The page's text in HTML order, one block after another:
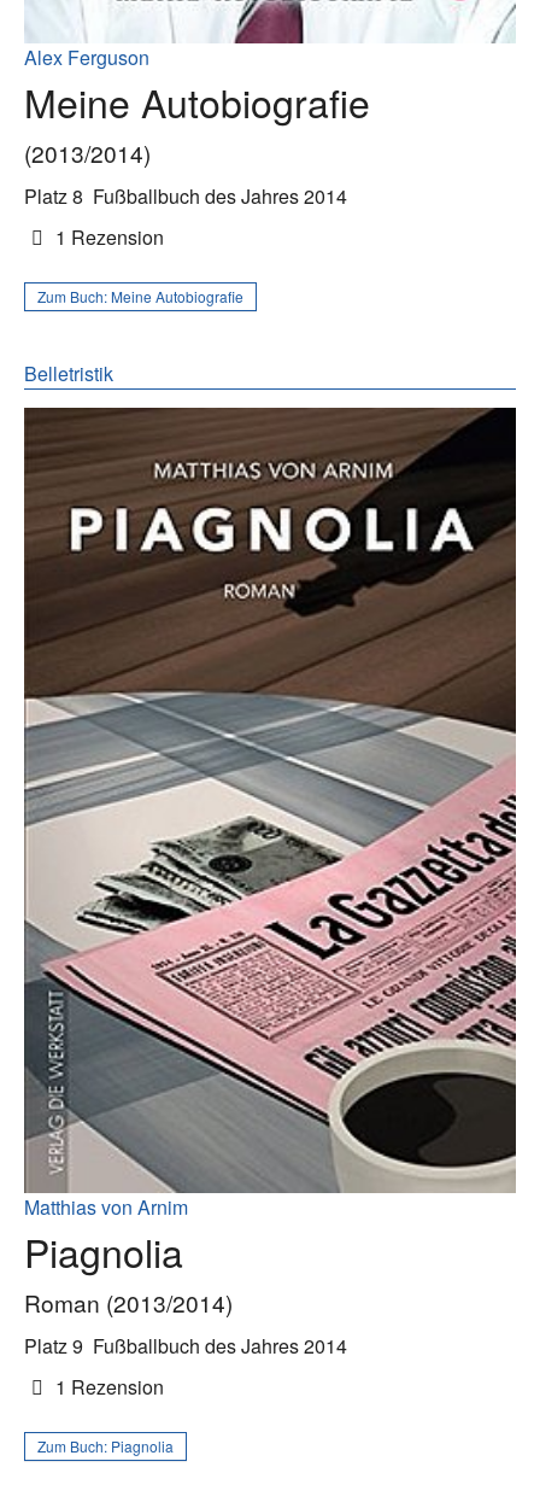
Alex Ferguson
Meine Autobiografie
(2013/2014)
Platz 8 Fußballbuch des Jahres 2014
1 Rezension
Zum Buch:Meine Autobiografie
Belletristik
Matthias von Arnim
Piagnolia
Roman (2013/2014)
Platz 9 Fußballbuch des Jahres 2014
1 Rezension
Zum Buch: Piagnolia